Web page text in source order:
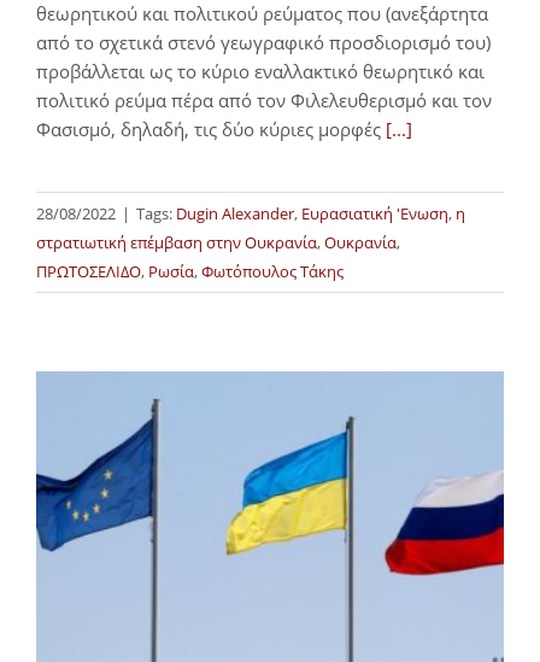
θεωρητικού και πολιτικού ρεύματος που (ανεξάρτητα
από το σχετικά στενό γεωγραφικό προσδιορισμό του)
προβάλλεται ως το κύριο εναλλακτικό θεωρητικό και
πολιτικό ρεύμα πέρα από τον Φιλελευθερισμό και τον
Φασισμό, δηλαδή, τις δύο κύριες μορφές [...]
28/08/2022 | Tags: Dugin Alexander, Ευρασιατική 'Ενωση, η
στρατιωτική επέμβαση στην Ουκρανία,Ουκρανία,
ΠΡΩΤΟΣΕΛΙΔΟ, Ρωσία,Φωτόπουλος Τάκης